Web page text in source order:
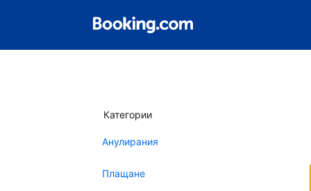
Категории
Анулирания
Плащане